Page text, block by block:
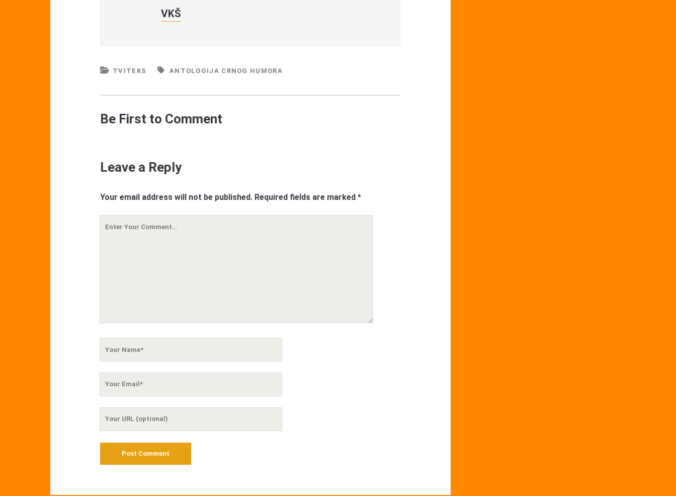
VKŠ
TVITEKS ANTOLOGIJA CRNOG HUMORA
Be First to Comment
Leave a Reply
Your email address will not be published. Required fields are marked*